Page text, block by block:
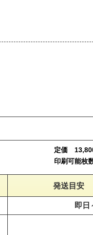
定価
印刷可能
発送目安
即日